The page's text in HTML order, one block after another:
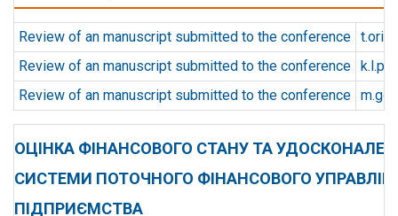
Review of an manuscript submitted to the conference
Review of an manuscript submitted to the conference
Review of an manuscript submitted to the conference
ОЦІНКА ФІНАНСОВОГО СТАНУ ТА
СИСТЕМИ ПОТОЧНОГО ФІНАНСОВОГО
ПІДПРИЄМСТВА